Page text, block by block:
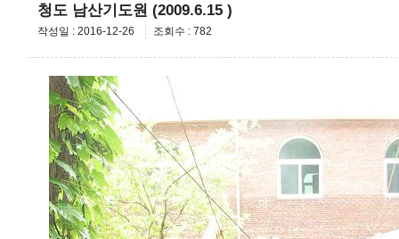
청도 남산기도원 (2009.6.15 )
작성일 : 2016-12-26 조회수 : 782